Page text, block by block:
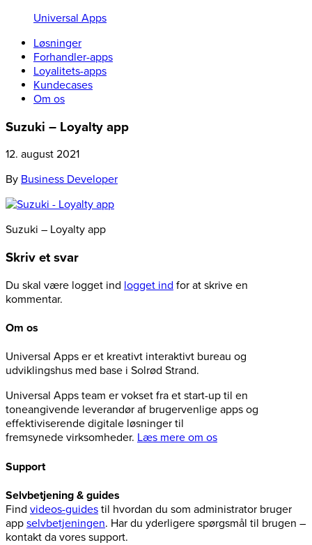
Universal Apps
Løsninger
Forhandler-apps
Loyalitets-apps
Kundecases
Om os
Suzuki – Loyalty app
12. august 2021
By Business Developer
Suzuki – Loyalty app
Skriv et svar
Du skal være logget ind logget ind for at skrive en
kommentar.
Om os
Universal Apps er et kreativt interaktivt bureau og
udviklingshus med base i Solrød Strand.
Universal Apps team er vokset fra et start-up til en
toneangivende leverandør af brugervenlige apps og
effektiviserende digitale løsninger til
fremsynede virksomheder. Læs mere om os
Support
Selvbetjening & guides
Find videos-guides til hvordan du som administrator bruger
app selvbetjeningen. Har du yderligere spørgsmål til brugen –
kontakt da vores support.